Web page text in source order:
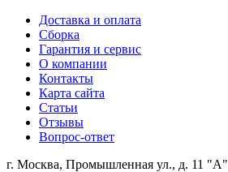
Доставка и оплата
Сборка
Гарантия и сервис
О компании
Контакты
Карта сайта
Статьи
Отзывы
Вопрос-ответ
г. Москва, Промышленная ул., д. 11 "А"